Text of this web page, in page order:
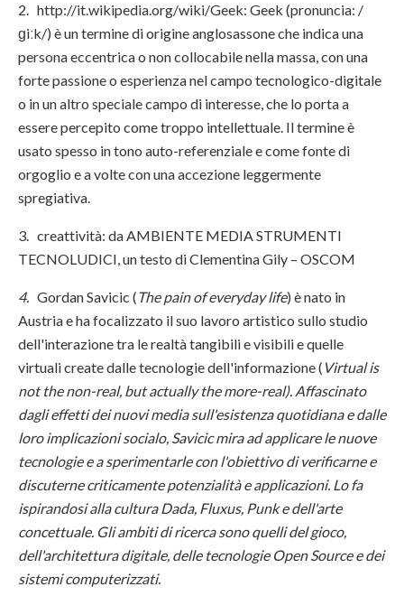
2. http://it.wikipedia.org/wiki/Geek: Geek (pronuncia: /
ɡiːk/) è un termine di origine anglosassone che indica una
persona eccentrica o non collocabile nella massa, con una
forte passione o esperienza nel campo tecnologico-digitale
o in un altro speciale campo di interesse, che lo porta a
essere percepito come troppo intellettuale. Il termine è
usato spesso in tono auto-referenziale e come fonte di
orgoglio e a volte con una accezione leggermente
spregiativa.
3. creattività: da AMBIENTE MEDIA STRUMENTI
TECNOLUDICI, un testo di Clementina Gily – OSCOM
4. Gordan Savicic ( The pain of everyday life) è nato in
Austria e ha focalizzato il suo lavoro artistico sullo studio
dell'interazione tra le realtà tangibili e visibili e quelle
virtuali create dalle tecnologie dell'informazione ( Virtual is
not the non-real, but actually the more-real). Affascinato
dagli effetti dei nuovi media sull'esistenza quotidiana e dalle
loro implicazioni socialo, Savicic mira ad applicare le nuove
tecnologie e a sperimentarle con l'obiettivo di verificarne e
discuterne criticamente potenzialità e applicazioni. Lo fa
ispirandosi alla cultura Dada, Fluxus, Punk e dell'arte
concettuale. Gli ambiti di ricerca sono quelli del gioco,
dell'architettura digitale, delle tecnologie Open Source e dei
sistemi computerizzati.